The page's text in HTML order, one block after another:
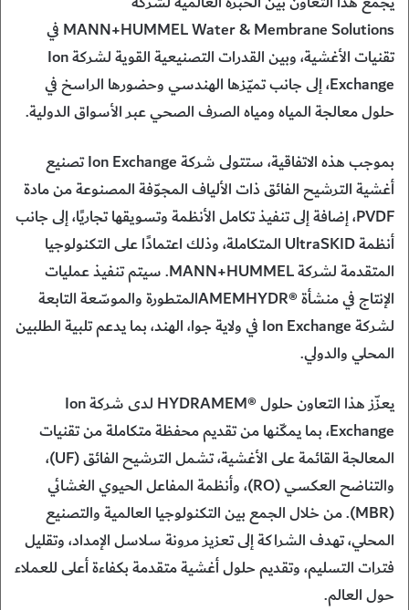
MANN+HUMMEL Water & Membrane Solutions في
تقنيات الأغشية، وبين القدرات التصنيعية القوية لشركة Ion
Exchange، إلى جانب تميّزها الهندسي وحضورها الراسخ في
حلول معالجة المياه ومياه الصرف الصحي عبر الأسواق الدولية.
بموجب هذه الاتفاقية، ستتولى شركة Ion Exchange تصنيع
أغشية الترشيح الفائق ذات الألياف المجوّفة المصنوعة من مادة
PVDF، إضافة إلى تنفيذ تكامل الأنظمة وتسويقها تجاريًا، إلى جانب
أنظمة UltraSKID المتكاملة، وذلك اعتمادًا على التكنولوجيا
المتقدمة لشركة MANN+HUMMEL. سيتم تنفيذ عمليات
الإنتاج في منشأة ®AMEMHYDRالمتطورة والموسّعة التابعة
لشركة Ion Exchange في ولاية جوا، الهند، بما يدعم تلبية الطلبين
المحلي والدولي.
يعزّز هذا التعاون حلول ®HYDRAMEM لدى شركة Ion
Exchange، بما يمكّنها من تقديم محفظة متكاملة من تقنيات
المعالجة القائمة على الأغشية، تشمل الترشيح الفائق (UF)،
والتناضح العكسي (RO)، وأنظمة المفاعل الحيوي الغشائي
(MBR). من خلال الجمع بين التكنولوجيا العالمية والتصنيع
المحلي، تهدف الشراكة إلى تعزيز مرونة سلاسل الإمداد، وتقليل
فترات التسليم، وتقديم حلول أغشية متقدمة بكفاءة أعلى للعملاء
حول العالم.